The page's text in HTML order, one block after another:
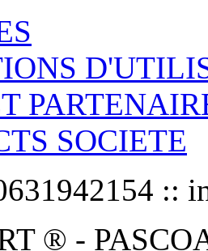
SOCIETE
::
® -